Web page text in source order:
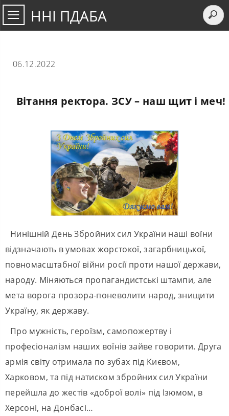
ННІ ПДАБА
06.12.2022
Вітання ректора. ЗСУ – наш щит і меч!
Нинішній День Збройних сил України наші воїни
відзначають в умовах жорстокої, загарбницької,
повномасштабної війни росії проти нашої держави,
народу. Міняються пропагандистські штампи, але
мета ворога прозора-поневолити народ, знищити
Україну, як державу.
Про мужність, героїзм, самопожертву і
професіоналізм наших воїнів зайве говорити. Друга
армія світу отримала по зубах під Києвом,
Харковом, та під натиском збройних сил України
перейшла до жестів «доброї волі» під Ізюмом, в
Херсоні, на Донбасі…